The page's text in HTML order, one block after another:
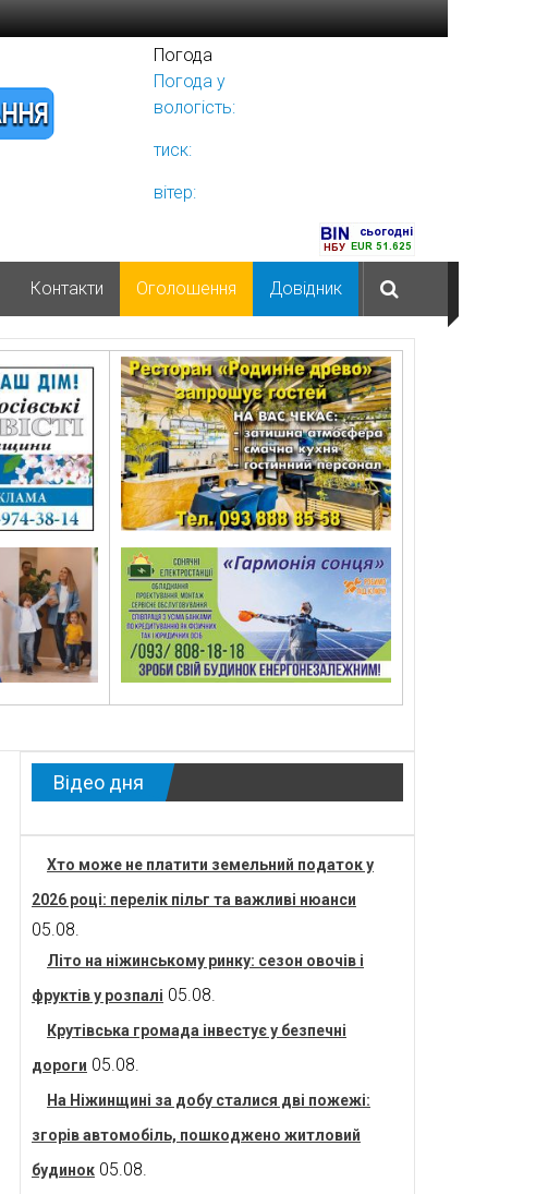
Погода
Погода у
вологість:
тиск:
вітер:
Контакти Оголошення Довідник
Відео дня
Хто може не платити земельний податок у
2026 році: перелік пільг та важливі нюанси
05.08.
Літо на ніжинському ринку: сезон овочів і
фруктів у розпалі 05.08.
Крутівська громада інвестує у безпечні
дороги 05.08.
На Ніжинщині за добу сталися дві пожежі:
згорів автомобіль, пошкоджено житловий
будинок 05.08.